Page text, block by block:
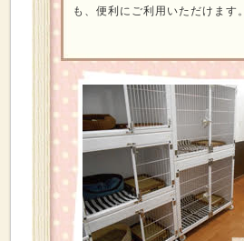
も、便利にご利用いただけます。